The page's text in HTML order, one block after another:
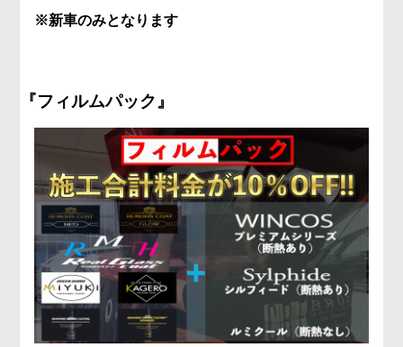
※新車のみとなります
『フィルムパック』